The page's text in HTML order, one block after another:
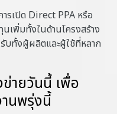
รเปิด Direct PPA หรือ
เพิ่มทั้งในด้านโครงสร้าง
บทั้งผู้ผลิตและผู้ใช้ที่หลาก
ข่ายวันนี้ เพื่อ
นพรุ่งนี้